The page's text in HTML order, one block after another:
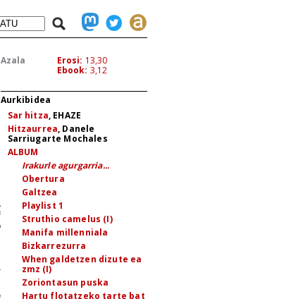
Azala Erosi: 13,30
Ebook: 3,12
Aurkibidea
Sar hitza, EHAZE
Hitzaurrea, Danele
Sarriugarte Mochales
ALBUM
Irakurle agurgarria...
Obertura
Galtzea
Playlist 1
Struthio camelus (I)
Manifa millenniala
Bizkarrezurra
When galdetzen dizute ea
zmz (I)
Zoriontasun puska
Hartu flotatzeko tarte bat